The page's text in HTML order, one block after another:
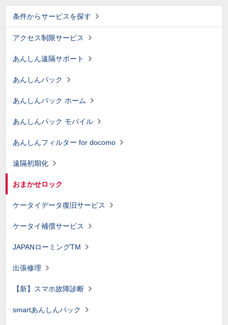
条件からサービスを探す
アクセス制限サービス
あんしん遠隔サポート
あんしんパック
あんしんパック ホーム
あんしんパック モバイル
あんしんフィルター for docomo
遠隔初期化
おまかせロック
ケータイデータ復旧サービス
ケータイ補償サービス
JAPANローミングTM
出張修理
【新】スマホ故障診断
smartあんしんパック